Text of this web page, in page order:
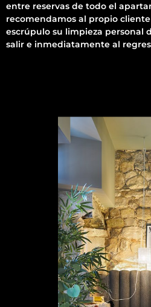
entre reservas de todo el
recomendamos al propio
escrúpulo su limpieza personal
salir e inmediatamente al